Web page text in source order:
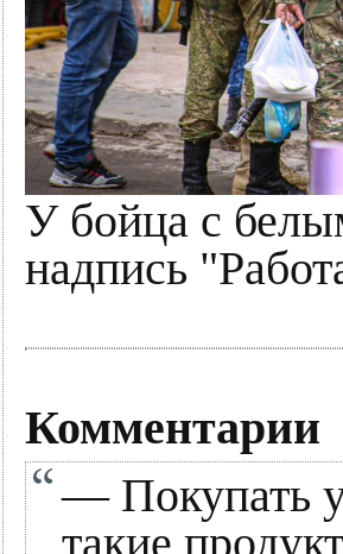
У бойца с
надпись
Комментарии
— Покупать у
такие